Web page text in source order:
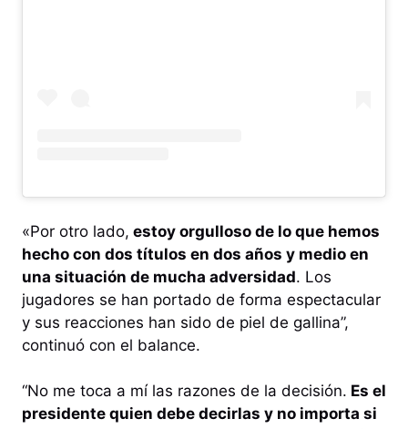
«Por otro lado, estoy orgulloso de lo que hemos
hecho con dos títulos en dos años y medio en
una situación de mucha adversidad. Los
jugadores se han portado de forma espectacular
y sus reacciones han sido de piel de gallina”,
continuó con el balance.
“No me toca a mí las razones de la decisión. Es el
presidente quien debe decirlas y no importa si